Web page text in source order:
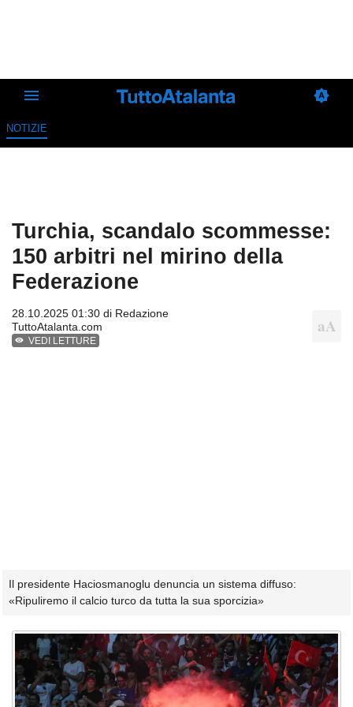
NOTIZIE
Turchia, scandalo scommesse:
150 arbitri nel mirino della
Federazione
28.10.2025 01:30 di Redazione
TuttoAtalanta.com
VEDI LETTURE
Il presidente Haciosmanoglu denuncia un sistema diffuso:
«Ripuliremo il calcio turco da tutta la sua sporcizia»